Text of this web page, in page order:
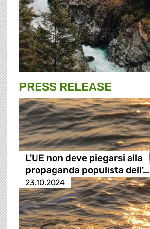
PRESS RELEASE
L'UE non deve piegarsi alla
propaganda populista dell'…
23.10.2024